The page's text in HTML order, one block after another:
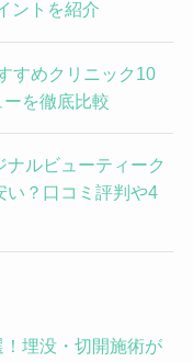
ントを紹介
すめクリニック10
を徹底比較
ルビューティーク
い？口コミ評判や4
埋没・切開施術が